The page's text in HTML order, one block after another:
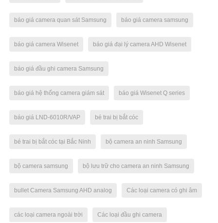
báo giá camera quan sát Samsung báo giá camera samsung
báo giá camera Wisenet báo giá đại lý camera AHD Wisenet
báo giá đầu ghi camera Samsung
báo giá hệ thống camera giám sát báo giá Wisenet Q series
báo giá LND-6010R/VAP bé trai bị bắt cóc
bé trai bị bắt cóc tại Bắc Ninh bộ camera an ninh Samsung
bộ camera samsung bộ lưu trữ cho camera an ninh Samsung
bullet Camera Samsung AHD analog Các loại camera có ghi âm
các loại camera ngoài trời Các loại đầu ghi camera